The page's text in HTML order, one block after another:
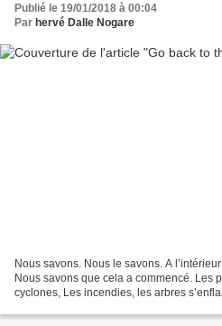
Publié le 19/01/2018 à 00:04
Par hervé Dalle Nogare
Nous savons. Nous le savons. A
Nous savons que cela a commencé. Les
cyclones, Les incendies, les arbres